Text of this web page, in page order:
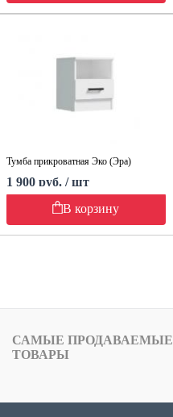
Тумба прикроватная Эко (Эра)
1 900 руб. / шт
В корзину
САМЫЕ ПРОДАВАЕМЫЕ
ТОВАРЫ